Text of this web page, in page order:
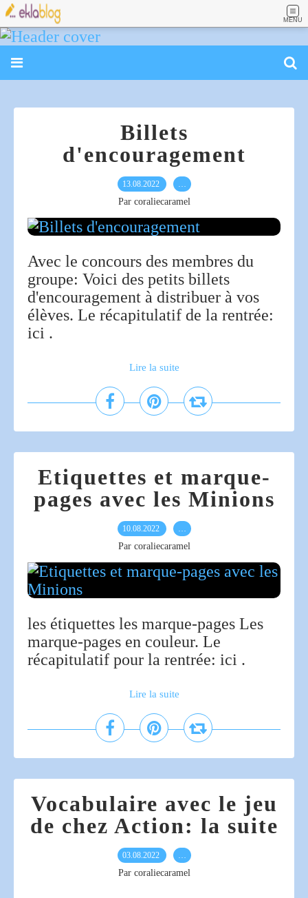
MENU
Billets
d'encouragement
13.08.2022 …
Par coraliecaramel
Avec le concours des membres du
groupe: Voici des petits billets
d'encouragement à distribuer à vos
élèves. Le récapitulatif de la rentrée:
ici .
Lire la suite
Etiquettes et marque-
pages avec les Minions
10.08.2022 …
Par coraliecaramel
les étiquettes les marque-pages Les
marque-pages en couleur. Le
récapitulatif pour la rentrée: ici .
Lire la suite
Vocabulaire avec le jeu
de chez Action: la suite
03.08.2022 …
Par coraliecaramel